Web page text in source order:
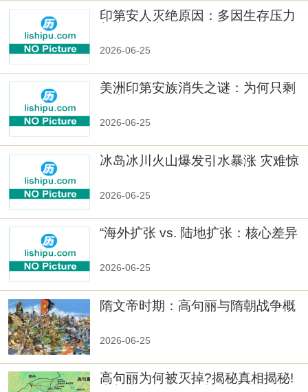
印第安人灭绝原因：多因生存压力
2026-06-25
美洲印第安族消失之谜：为何只剩
2026-06-25
冰岛冰川火山爆发引水暴涨 灾难惊
2026-06-25
“海外扩张 vs. 陆地扩张：核心差异
2026-06-25
隋文帝时期：高句丽与隋朝战争概
2026-06-25
高句丽为何被灭掉?揭秘真相揭秘!